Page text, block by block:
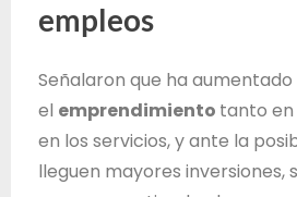
empleos
Señalaron que ha aumentado
el emprendimiento tanto en
en los servicios, y ante la
lleguen mayores inversiones,